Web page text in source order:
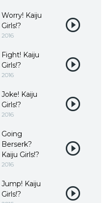
Worry! Kaiju
Girls!?
2016
Fight! Kaiju
Girls!?
2016
Joke! Kaiju
Girls!?
2016
Going
Berserk?
Kaiju Girls!?
2016
Jump! Kaiju
Girls!?